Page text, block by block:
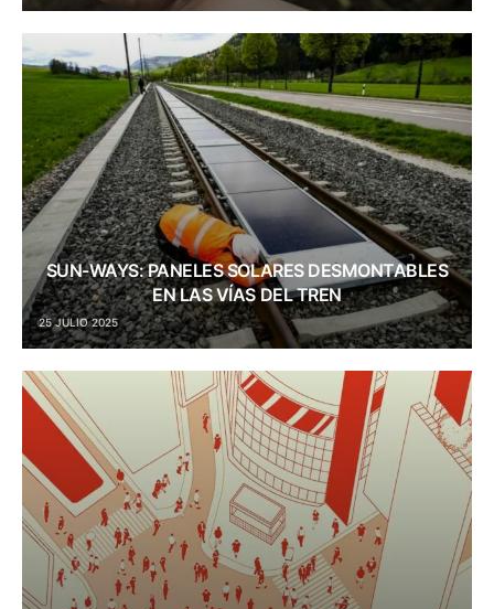
SUN-WAYS: PANELES SOLARES DESMONTABLES
EN LAS VÍAS DEL TREN
25 JULIO 2025